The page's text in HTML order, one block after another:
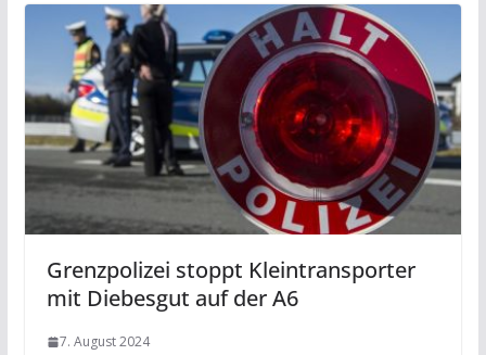
Grenzpolizei stoppt Kleintransporter
mit Diebesgut auf der A6
7. August 2024